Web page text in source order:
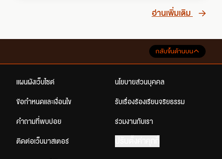
อ่านเพิ่มเติม
กลับขึ้นด้านบน
แผนผังเว็บไซต์ นโยบายส่วนบุคคล
ข้อกำหนดและเงื่อนไข รับเรื่องร้องเรียนจริยธรรม
คำถามที่พบบ่อย ร่วมงานกับเรา
ติดต่อเว็บมาสเตอร์